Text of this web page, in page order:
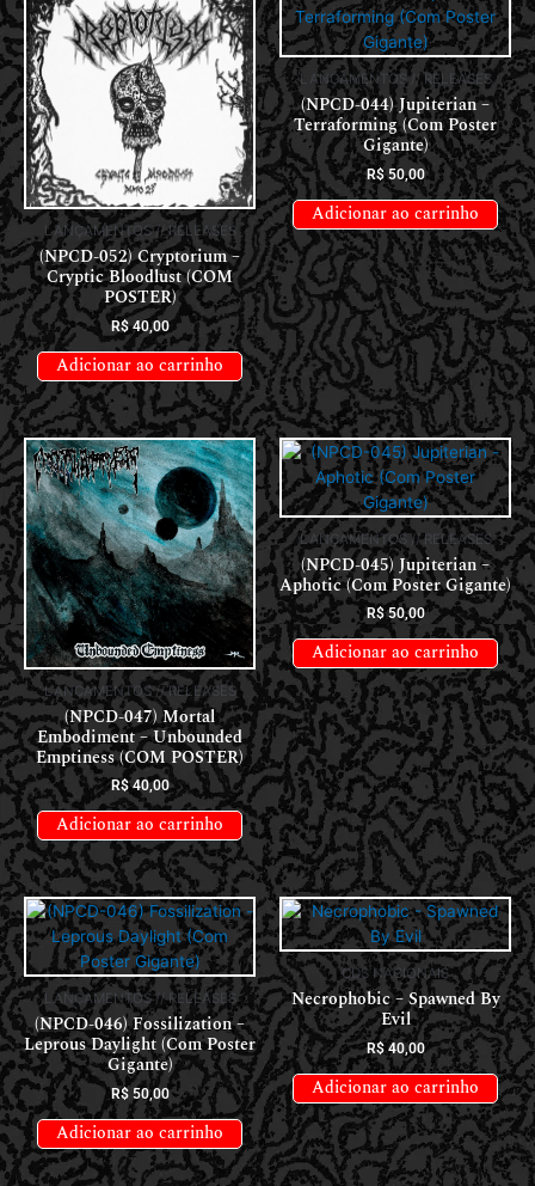
LANÇAMENTOS // RELEASES
(NPCD-052) Cryptorium –
Cryptic Bloodlust (COM
POSTER)
R$40,00
Adicionar ao carrinho
LANÇAMENTOS // RELEASES
(NPCD-044) Jupiterian –
Terraforming (Com Poster
Gigante)
R$50,00
Adicionar ao carrinho
LANÇAMENTOS // RELEASES
(NPCD-047) Mortal
Embodiment – Unbounded
Emptiness (COM POSTER)
R$40,00
Adicionar ao carrinho
LANÇAMENTOS // RELEASES
(NPCD-045) Jupiterian –
Aphotic (Com Poster Gigante)
R$50,00
Adicionar ao carrinho
LANÇAMENTOS // RELEASES
(NPCD-046) Fossilization –
Leprous Daylight (Com Poster
Gigante)
R$50,00
Adicionar ao carrinho
CDS NACIONAIS
Necrophobic – Spawned By
Evil
R$40,00
Adicionar ao carrinho